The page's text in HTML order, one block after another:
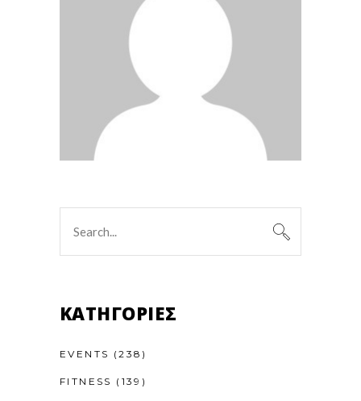
for:
KΑΤΗΓΟΡΊΕΣ
EVENTS (238)
FITNESS (139)